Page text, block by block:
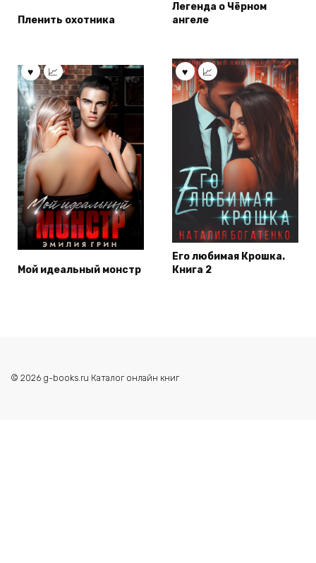
Пленить охотника
Легенда о Чёрном
ангеле
Мой идеальный монстр
Его любимая Крошка.
Книга 2
© 2026 g-books.ru Каталог онлайн книг